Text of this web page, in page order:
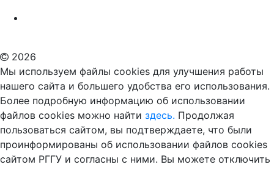
2026
Мы используем файлы cookies для улучшения работы
нашего сайта и большего удобства его использования.
Более подробную информацию об использовании
файлов cookies можно найти здесь. Продолжая
пользоваться сайтом, вы подтверждаете, что были
проинформированы об использовании файлов cookies
сайтом РГГУ и согласны с ними. Вы можете отключить